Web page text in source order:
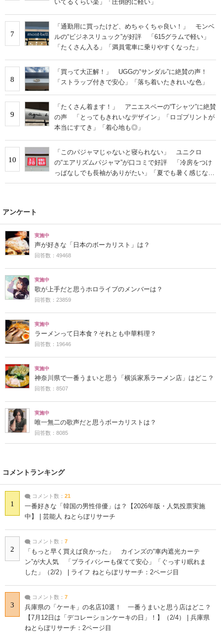
いてるくらい楽」「圧倒的に軽い」
7
「通勤用に買ったけど、めちゃくちゃ良い！」 モンベ
ルの“ビジネスリュック”が好評 「615グラムで軽い」
「たくさん入る」「満員電車に乗りやすくなった」
8
「買って大正解！」 UGGの“サンダル”に絶賛の声！
「ストラップ付きで安心」「落ち着いたきれいな色」
9
「たくさん着ます！」 アニエスベーの“Tシャツ”に絶賛
の声 「とってもきれいなデザイン」「ロゴプリントが
本当にすてき」「着心地も◎」
10
「このパジャマじゃないと寝られない」 ユニクロ
の“エアリズムパジャマ”が口コミで好評 「冷房をつけ
っぱなしでも長袖がありがたい」「夏でも暑く感じな
い」
アンケート
実施中
声が好きな「日本のボーカリスト」は？
回答数：49468
実施中
歌が上手だと思うホロライブのメンバーは？
回答数：23859
実施中
ラーメンって日本食？それとも中華料理？
回答数：19646
実施中
神奈川県で一番うまいと思う「横浜家系ラーメン店」はどこ？
回答数：8507
実施中
唯一無二の歌声だと思うボーカリストは？
回答数：8085
コメントランキング
1
コメント数： 21
一番好きな「韓国の男性俳優」は？【2026年版・人気投票実施
中】 | 芸能人 ねとらぼリサーチ
2
コメント数： 7
「もっと早く買えば良かった」 カインズの“車内遮光カーテ
ン”が大人気 「プライバシーも保てて安心」「ぐっすり眠れま
した」（2/2） | ライフ ねとらぼリサーチ：2ページ目
3
コメント数： 7
兵庫県の「ケーキ」の名店10選！ 一番うまいと思う店はどこ？
【7月12日は「デコレーションケーキの日」！】（2/4） | 兵庫県
ねとらぼリサーチ：2ページ目